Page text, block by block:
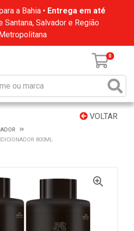
a Bahia • Entrega em até
Santana, Salvador e Região
0
VOLTAR
800ML